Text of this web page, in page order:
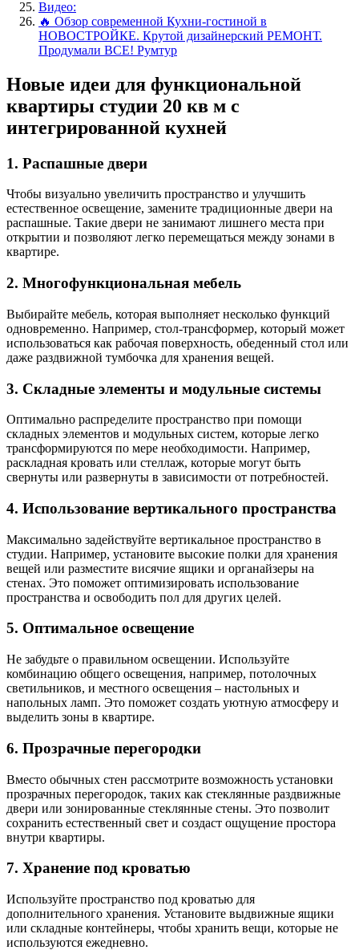
Видео:
🔥 Обзор современной Кухни-гостиной в
НОВОСТРОЙКЕ. Крутой дизайнерский РЕМОНТ.
Продумали ВСЕ! Румтур
Новые идеи для функциональной
квартиры студии 20 кв м с
интегрированной кухней
1. Распашные двери
Чтобы визуально увеличить пространство и улучшить
естественное освещение, замените традиционные двери на
распашные. Такие двери не занимают лишнего места при
открытии и позволяют легко перемещаться между зонами в
квартире.
2. Многофункциональная мебель
Выбирайте мебель, которая выполняет несколько функций
одновременно. Например, стол-трансформер, который может
использоваться как рабочая поверхность, обеденный стол или
даже раздвижной тумбочка для хранения вещей.
3. Складные элементы и модульные системы
Оптимально распределите пространство при помощи
складных элементов и модульных систем, которые легко
трансформируются по мере необходимости. Например,
раскладная кровать или стеллаж, которые могут быть
свернуты или развернуты в зависимости от потребностей.
4. Использование вертикального пространства
Максимально задействуйте вертикальное пространство в
студии. Например, установите высокие полки для хранения
вещей или разместите висячие ящики и органайзеры на
стенах. Это поможет оптимизировать использование
пространства и освободить пол для других целей.
5. Оптимальное освещение
Не забудьте о правильном освещении. Используйте
комбинацию общего освещения, например, потолочных
светильников, и местного освещения – настольных и
напольных ламп. Это поможет создать уютную атмосферу и
выделить зоны в квартире.
6. Прозрачные перегородки
Вместо обычных стен рассмотрите возможность установки
прозрачных перегородок, таких как стеклянные раздвижные
двери или зонированные стеклянные стены. Это позволит
сохранить естественный свет и создаст ощущение простора
внутри квартиры.
7. Хранение под кроватью
Используйте пространство под кроватью для
дополнительного хранения. Установите выдвижные ящики
или складные контейнеры, чтобы хранить вещи, которые не
используются ежедневно.